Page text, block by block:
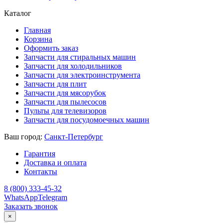
Каталог
Главная
Корзина
Оформить заказ
Запчасти для стиральных машин
Запчасти для холодильников
Запчасти для электроинструмента
Запчасти для плит
Запчасти для мясорубок
Запчасти для пылесосов
Пульты для телевизоров
Запчасти для посудомоечных машин
Ваш город: Санкт-Петербург
Гарантия
Доставка и оплата
Контакты
8 (800) 333-45-32
WhatsAppTelegram
Заказать звонок
×